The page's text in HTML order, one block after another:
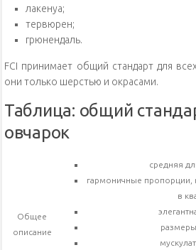
лакенуа;
тервюрен;
грюнендаль.
FCI принимает общий стандарт для
они только шерстью и окрасами.
Таблица: общий
овчарок
Общее
описание
средняя
гармоничные пропорции,
в